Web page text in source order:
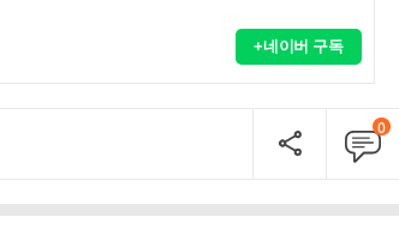
+네이버 구독
0